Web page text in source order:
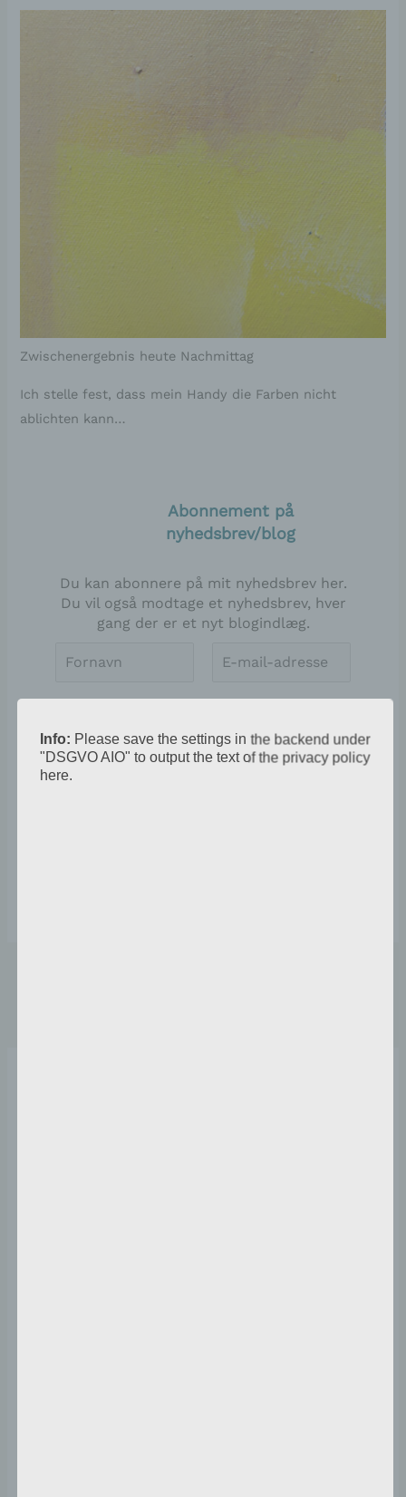
Zwischenergebnis heute Nachmittag
Ich stelle fest, dass mein Handy die Farben nicht
ablichten kann…
Abonnement på
nyhedsbrev/blog
Du kan abonnere på mit nyhedsbrev her.
Du vil også modtage et nyhedsbrev, hver
gang der er et nyt blogindlæg.
Mail-
*
Info: Please save the settings in the backend under
"DSGVO AIO" to output the text of the privacy policy
here.